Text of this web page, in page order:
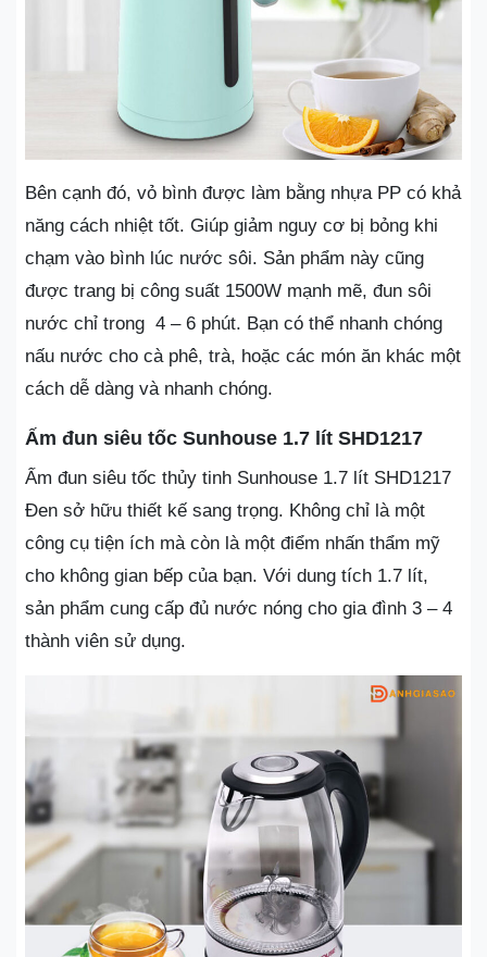
Bên cạnh đó, vỏ bình được làm bằng nhựa PP có khả
năng cách nhiệt tốt. Giúp giảm nguy cơ bị bỏng khi
chạm vào bình lúc nước sôi. Sản phẩm này cũng
được trang bị công suất 1500W mạnh mẽ, đun sôi
nước chỉ trong 4 – 6 phút. Bạn có thể nhanh chóng
nấu nước cho cà phê, trà, hoặc các món ăn khác một
cách dễ dàng và nhanh chóng.
Ấm đun siêu tốc Sunhouse 1.7 lít SHD1217
Ấm đun siêu tốc thủy tinh Sunhouse 1.7 lít SHD1217
Đen sở hữu thiết kế sang trọng. Không chỉ là một
công cụ tiện ích mà còn là một điểm nhấn thẩm mỹ
cho không gian bếp của bạn. Với dung tích 1.7 lít,
sản phẩm cung cấp đủ nước nóng cho gia đình 3 – 4
thành viên sử dụng.